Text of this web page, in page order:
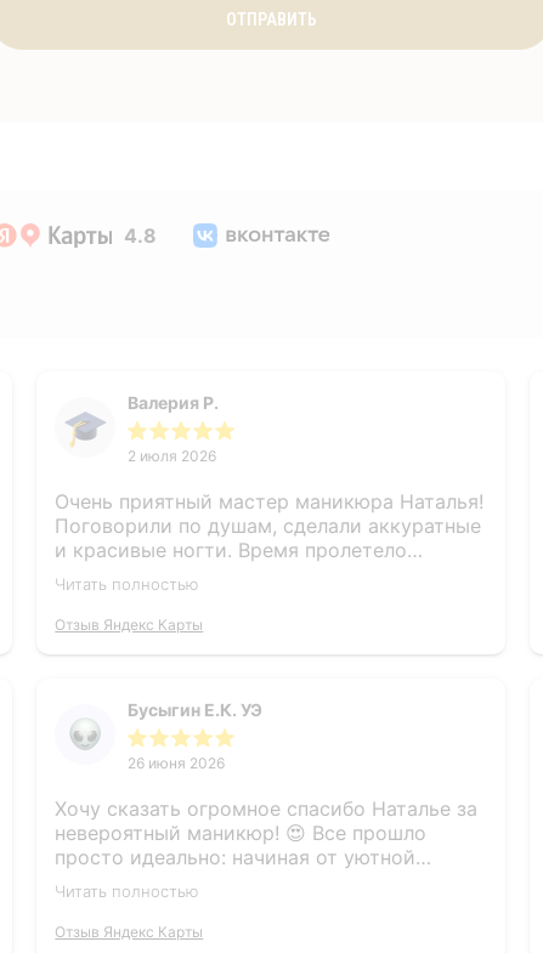
ОТПРАВИТЬ
4.8
Валерия Р.
2 июля 2026
Очень приятный мастер маникюра Наталья!
Поговорили по душам, сделали аккуратные
и красивые ногти. Время пролетело
незаметно! Спасибо большое ♥️
Читать полностью
Отзыв Яндекс Карты
Бусыгин Е.К. УЭ
26 июня 2026
Хочу сказать огромное спасибо Наталье за
невероятный маникюр! 😍 Все прошло
просто идеально: начиная от уютной
атмосферы и заканчивая безупречным
максимально аккуратно и трепетно,
Читать полностью
Отзыв Яндекс Карты